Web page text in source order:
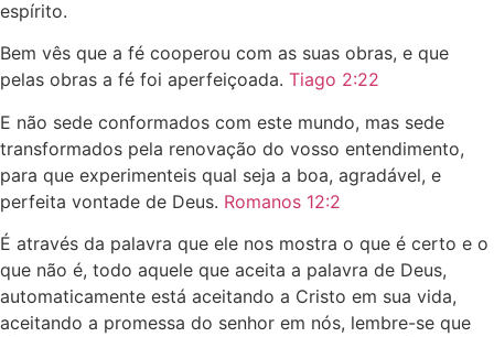
espírito.
Bem vês que a fé cooperou com as suas obras, e que
pelas obras a fé foi aperfeiçoada. Tiago 2:22
E não sede conformados com este mundo, mas sede
transformados pela renovação do vosso entendimento,
para que experimenteis qual seja a boa, agradável, e
perfeita vontade de Deus. Romanos 12:2
É através da palavra que ele nos mostra o que é certo e o
que não é, todo aquele que aceita a palavra de Deus,
automaticamente está aceitando a Cristo em sua vida,
aceitando a promessa do senhor em nós, lembre-se que